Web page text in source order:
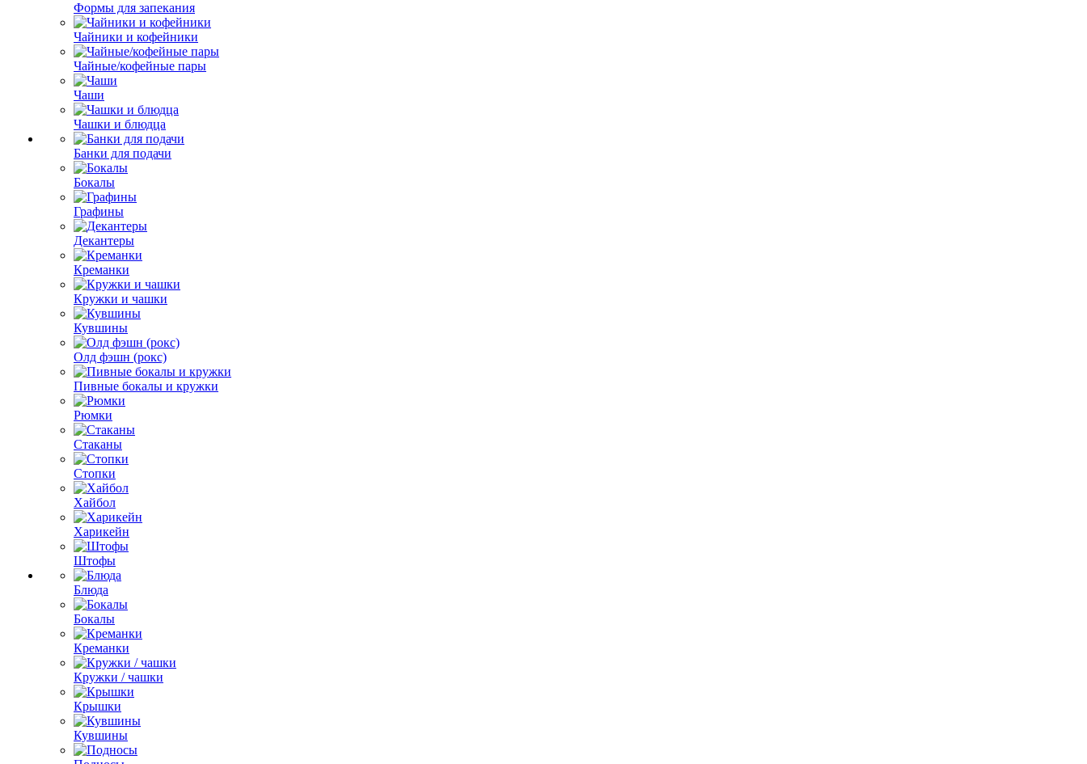
Формы для запекания
Чайники и кофейники
Чайные/кофейные пары
Чаши
Чашки и блюдца
Банки для подачи
Бокалы
Графины
Декантеры
Креманки
Кружки и чашки
Кувшины
Олд фэшн (рокс)
Пивные бокалы и кружки
Рюмки
Стаканы
Стопки
Хайбол
Харикейн
Штофы
Блюда
Бокалы
Креманки
Кружки / чашки
Крышки
Кувшины